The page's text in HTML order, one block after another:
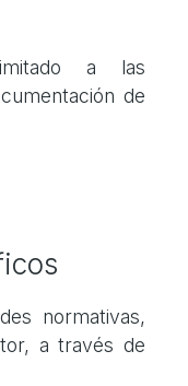
a las
de
normativas,
a través de